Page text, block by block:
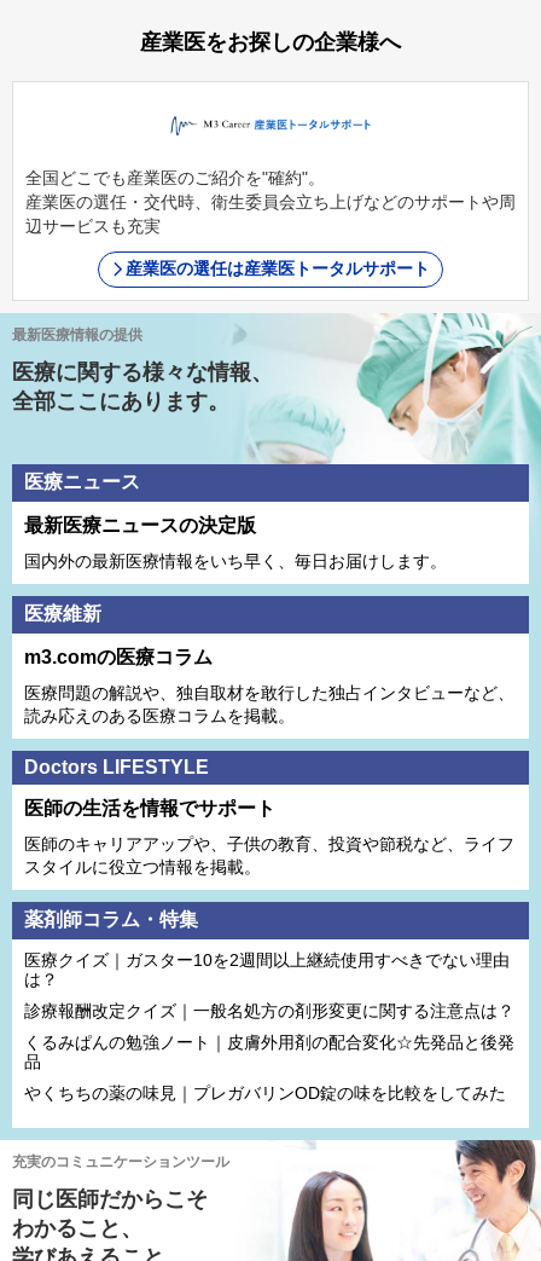
産業医をお探しの企業様へ
全国どこでも産業医のご紹介を"確約"。
産業医の選任・交代時、衛生委員会立ち上げなどのサポートや周
辺サービスも充実
産業医の選任は産業医トータルサポート
最新医療情報の提供
医療に関する様々な情報、
全部ここにあります。
医療ニュース
最新医療ニュースの決定版
国内外の最新医療情報をいち早く、毎日お届けします。
医療維新
m3.comの医療コラム
医療問題の解説や、独⾃取材を敢⾏した独占インタビューなど、
読み応えのある医療コラムを掲載。
Doctors LIFESTYLE
医師の生活を情報でサポート
医師のキャリアアップや、子供の教育、投資や節税など、ライフ
スタイルに役立つ情報を掲載。
薬剤師コラム・特集
医療クイズ｜ガスター10を2週間以上継続使用すべきでない理由
は？
診療報酬改定クイズ｜一般名処方の剤形変更に関する注意点は？
くるみぱんの勉強ノート｜皮膚外用剤の配合変化☆先発品と後発
品
やくちちの薬の味見｜プレガバリンOD錠の味を比較をしてみた
充実のコミュニケーションツール
同じ医師だからこそ
わかること、